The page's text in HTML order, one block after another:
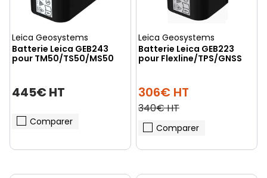
Leica Geosystems
Batterie Leica GEB243
pour TM50/TS50/MS50
445€ HT
Comparer
Leica Geosystems
Batterie Leica GEB223
pour Flexline/TPS/GNSS
306€ HT
340€ HT
Comparer